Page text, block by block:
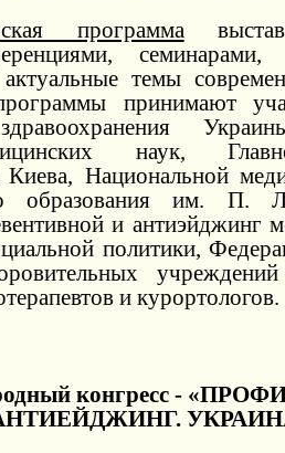
программа
семинарами,
темы
принимают
наук,
Киева, Национальной
образования им.
и антиэйджинг
политики,
и курортологов.
конгресс -